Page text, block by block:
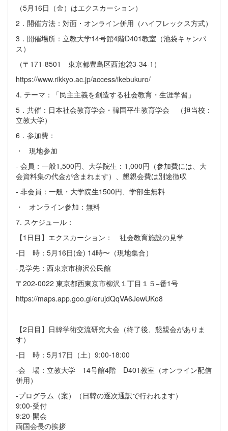
（5月16日（金）はエクスカーション）
2．開催方法：対面・オンライン併用（ハイフレックス方式）
3．開催場所：立教大学14号館4階D401教室（池袋キャンパ
ス）
（〒171-8501 東京都豊島区西池袋3-34-1）
https://www.rikkyo.ac.jp/access/ikebukuro/
4. テーマ：「民主主義を創造する社会教育・生涯学習」
5．共催：日本社会教育学会・韓国平生教育学会 （担当校：
立教大学）
6．参加費：
・ 現地参加
- 会員：一般1,500円、大学院生：1,000円（参加費には、大
会資料集の代金が含まれます）、懇親会費は別途徴収
- 非会員：一般・大学院生1500円、学部生無料
・ オンライン参加：無料
7. スケジュール：
【1日目】エクスカーション： 社会教育施設の見学
-日 時：5月16日(金) 14時〜（現地集合）
-見学先：西東京市柳沢公民館
〒202-0022 東京都西東京市柳沢１丁目１５−番1号
https://maps.app.goo.gl/erujdQqVA6JewUKo8
【2日目】日韓学術交流研究大会（終了後、懇親会がありま
す）
-日 時：5月17日（土）9:00-18:00
-会 場：立教大学 14号館4階 D401教室（オンライン配信
併用）
-プログラム（案）（日韓の逐次通訳で行われます）
9:00-受付
9:20-開会
両国会長の挨拶